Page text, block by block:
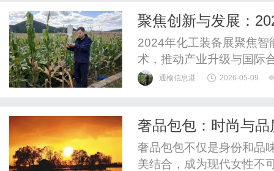
核与价值定位1、数据驱
聚焦创新与发展：
2024年化工装备展聚焦
术，推动产业升级与国际
通榆信息港 2026-05-09
奢品包包：时尚与
奢品包包不仅是身份和品
美结合，成为现代女性不